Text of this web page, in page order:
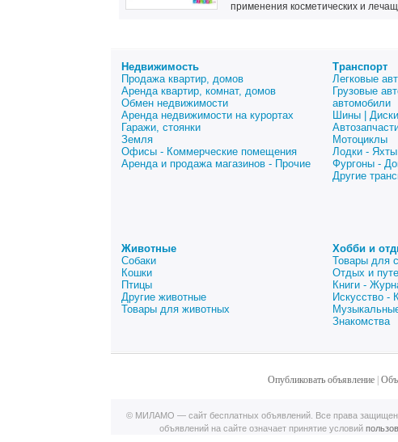
применения косметических и
Недвижимость
Продажа квартир, домов
Аренда квартир, комнат, домов
Обмен недвижимости
Аренда недвижимости на курортах
Гаражи, стоянки
Земля
Офисы - Коммерческие помещения
Аренда и продажа магазинов - Прочие
Транспорт
Легковые
Грузовые
автомобили
Шины | Диски
Мотоциклы
Лодки - Яхты
Фургоны -
Другие
Животные
Собаки
Кошки
Птицы
Другие животные
Товары для животных
Хобби и
Товары для
Отдых и
Книги -
Искусство -
Знакомства
Опубликовать объявление|
© МИЛАМО — сайт бесплатных объявлений. Все права
объявлений на сайте означает принятие условий